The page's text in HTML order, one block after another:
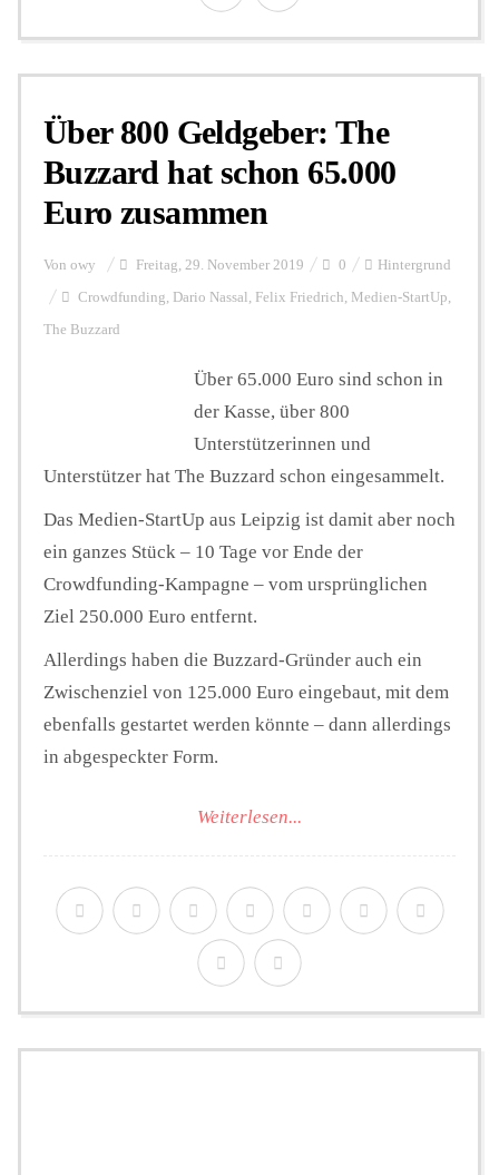
Über 800 Geldgeber: The
Buzzard hat schon 65.000
Euro zusammen
Von owy Freitag, 29. November 2019 0 Hintergrund
Crowdfunding, Dario Nassal, Felix Friedrich, Medien-StartUp,
The Buzzard
Über 65.000 Euro sind schon in
der Kasse, über 800
Unterstützerinnen und
Unterstützer hat The Buzzard schon eingesammelt.
Das Medien-StartUp aus Leipzig ist damit aber noch
ein ganzes Stück – 10 Tage vor Ende der
Crowdfunding-Kampagne – vom ursprünglichen
Ziel 250.000 Euro entfernt.
Allerdings haben die Buzzard-Gründer auch ein
Zwischenziel von 125.000 Euro eingebaut, mit dem
ebenfalls gestartet werden könnte – dann allerdings
in abgespeckter Form.
Weiterlesen...